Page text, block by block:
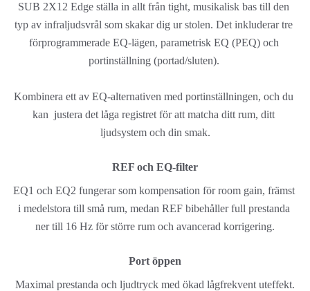
SUB 2X12 Edge ställa in allt från tight, musikalisk bas till den
typ av infraljudsvrål som skakar dig ur stolen. Det inkluderar tre
förprogrammerade EQ-lägen, parametrisk EQ (PEQ) och
portinställning (portad/sluten).
Kombinera ett av EQ-alternativen med portinställningen, och du
kan  justera det låga registret för att matcha ditt rum, ditt
ljudsystem och din smak.
REF och EQ-filter
EQ1 och EQ2 fungerar som kompensation för room gain, främst
i medelstora till små rum, medan REF bibehåller full prestanda
ner till 16 Hz för större rum och avancerad korrigering.
Port öppen
Maximal prestanda och ljudtryck med ökad lågfrekvent uteffekt.